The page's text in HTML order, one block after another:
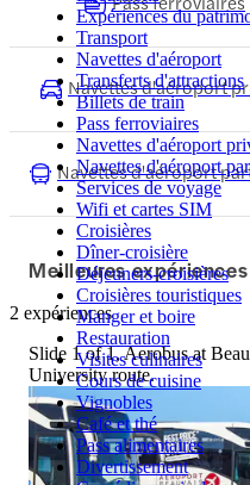
Expériences du
Transport
Navettes d'aéroport
Transferts d'attractions
Billets de train
Pass ferroviaires
Navettes d'aéroport
Navettes d'aéroport
Services de voyage
Wifi et cartes SIM
Croisières
Dîner-croisière
Déjeuners-croisières
Croisières touristiques
Manger et boire
Restauration
Visites culinaires
Cours de cuisine
Vignobles
Café et thé
Pass alimentaires
Divertissement
Navettes d'aéroport
Navettes d'aéroport
Meilleures
2 expériences
Slide 1 of 1, Aerobus at
University route.